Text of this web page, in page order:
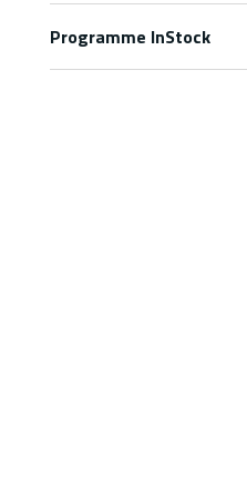
Programme InStock